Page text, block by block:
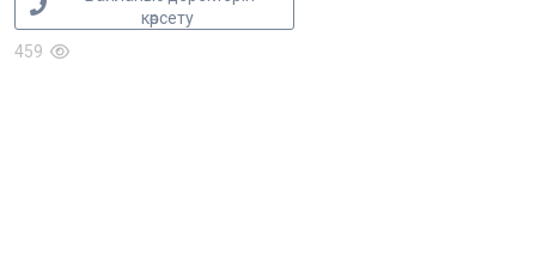
көрсету
459